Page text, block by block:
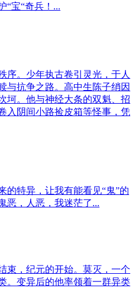
“宝“奇兵！...
序。少年执古卷引灵光，于人
与抗争之路。高中生陈子绡因
坷。他与神经大条的双魁、招
入阴间小路捡皮箱等怪事，凭
的特异，让我有能看见“鬼”的
恶，人恶，我迷茫了...
束，纪元的开始。莫灭，一个
。变异后的他率领着一群异类